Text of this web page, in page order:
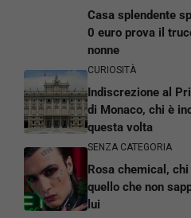
Casa splendente
0 euro prova il
nonne
CURIOSITÀ
Indiscrezione al
di Monaco, chi è
questa volta
SENZA CATEGORIA
Rosa chemical,
quello che non
lui